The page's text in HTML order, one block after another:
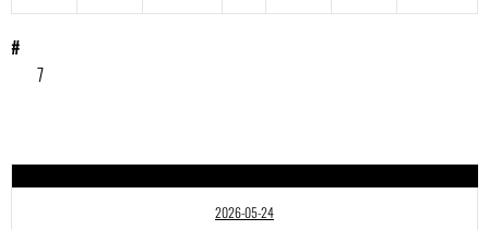
#
7
2026-05-24